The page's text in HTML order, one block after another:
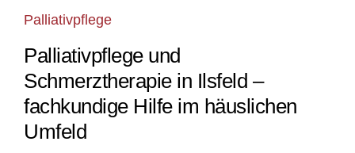
Palliativpflege
Palliativpflege und
Schmerztherapie in Ilsfeld –
fachkundige Hilfe im häuslichen
Umfeld